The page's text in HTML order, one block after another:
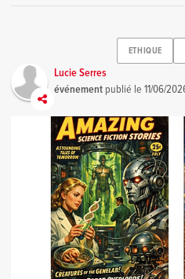
ETHIQUE
Lucie Serres
événement publié le11/06/